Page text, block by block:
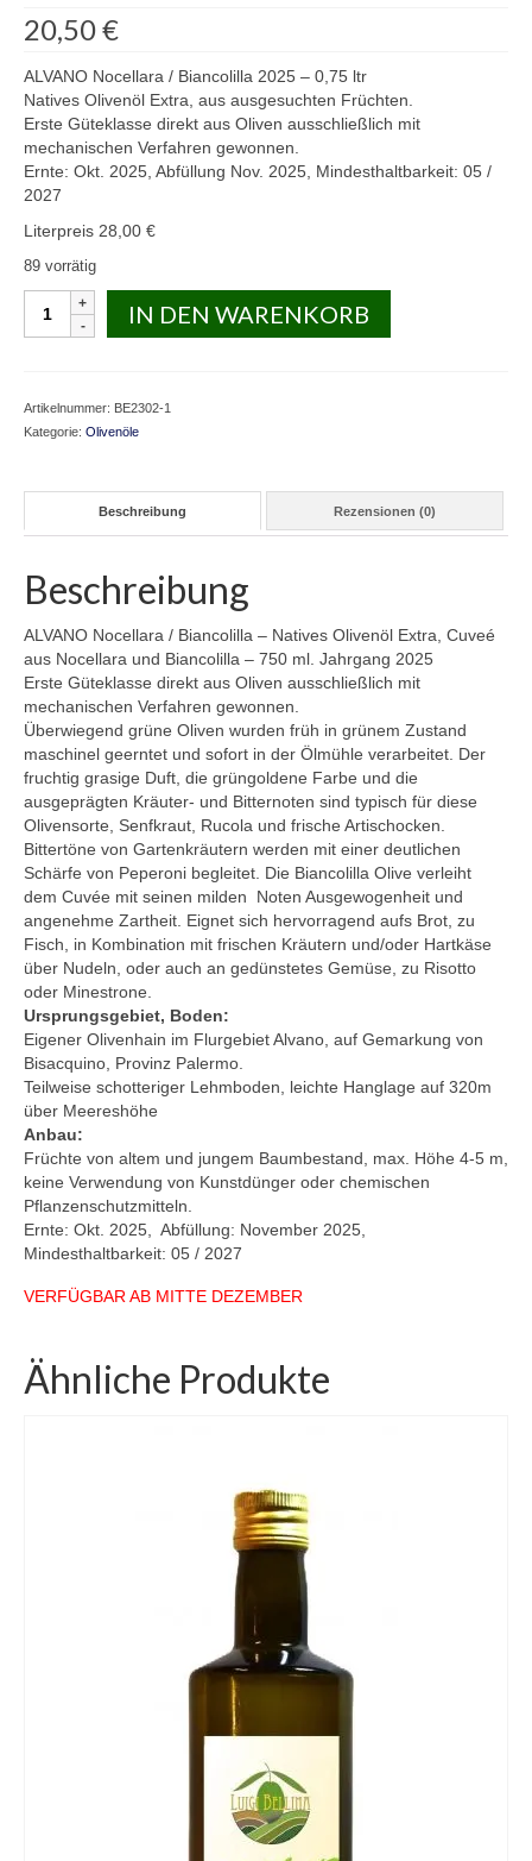
20,50€
ALVANO Nocellara / Biancolilla 2025 – 0,75 ltr
Natives Olivenöl Extra, aus ausgesuchten Früchten.
Erste Güteklasse direkt aus Oliven ausschließlich mit
mechanischen Verfahren gewonnen.
Ernte: Okt. 2025, Abfüllung Nov. 2025, Mindesthaltbarkeit: 05 /
2027
Literpreis 28,00 €
89 vorrätig
ALVANO
2025Nocellara
Menge
IN DEN WARENKORB
Artikelnummer: BE2302-1
Kategorie: Olivenöle
Beschreibung Rezensionen (0)
Beschreibung
ALVANO Nocellara / Biancolilla – Natives Olivenöl Extra, Cuveé
aus Nocellara und Biancolilla – 750 ml. Jahrgang 2025
Erste Güteklasse direkt aus Oliven ausschließlich mit
mechanischen Verfahren gewonnen.
Überwiegend grüne Oliven wurden früh in grünem Zustand
maschinel geerntet und sofort in der Ölmühle verarbeitet. Der
fruchtig grasige Duft, die grüngoldene Farbe und die
ausgeprägten Kräuter- und Bitternoten sind typisch für diese
Olivensorte, Senfkraut, Rucola und frische Artischocken.
Bittertöne von Gartenkräutern werden mit einer deutlichen
Schärfe von Peperoni begleitet. Die Biancolilla Olive verleiht
dem Cuvée mit seinen milden Noten Ausgewogenheit und
angenehme Zartheit. Eignet sich hervorragend aufs Brot, zu
Fisch, in Kombination mit frischen Kräutern und/oder Hartkäse
über Nudeln, oder auch an gedünstetes Gemüse, zu Risotto
oder Minestrone.
Ursprungsgebiet, Boden:
Eigener Olivenhain im Flurgebiet Alvano, auf Gemarkung von
Bisacquino, Provinz Palermo.
Teilweise schotteriger Lehmboden, leichte Hanglage auf 320m
über Meereshöhe
Anbau:
Früchte von altem und jungem Baumbestand, max. Höhe 4-5 m,
keine Verwendung von Kunstdünger oder chemischen
Pflanzenschutzmitteln.
Ernte: Okt. 2025, Abfüllung: November 2025,
Mindesthaltbarkeit: 05 / 2027
VERFÜGBAR AB MITTE DEZEMBER
Ähnliche Produkte